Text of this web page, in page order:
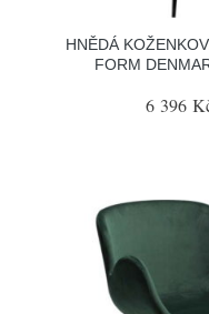
HNĚDÁ
FORM
6 396